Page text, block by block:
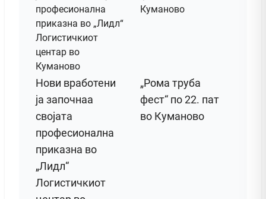
Нови вработени
ја започнаа
својата
професионална
приказна во
„Лидл“
Логистичкиот
„Рома труба
фест“ по 22. пат
во Куманово